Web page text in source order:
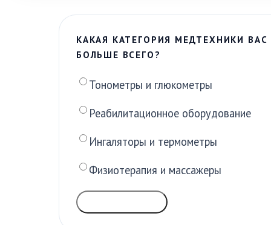
КАКАЯ КАТЕГОРИЯ МЕДТЕХНИКИ ВАС
БОЛЬШЕ ВСЕГО?
Тонометры и глюкометры
Реабилитационное оборудование
Ингаляторы и термометры
Физиотерапия и массажеры